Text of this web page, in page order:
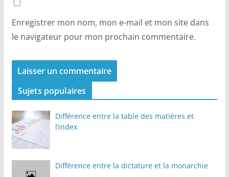
Enregistrer mon nom, mon e-mail et mon site dans
le navigateur pour mon prochain commentaire.
Sujets populaires
Différence entre la table des matières et
l’index
Différence entre la dictature et la monarchie